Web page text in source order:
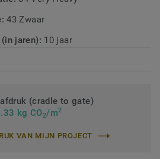
43 Zwaar
jaren): 10 jaar
(cradle to gate)
kg CO2/m2
VAN MIJN PROJECT